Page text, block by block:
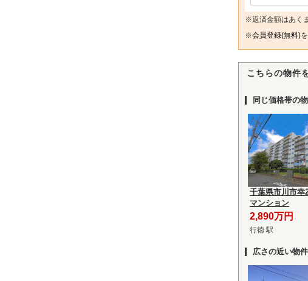
※返済金額はあく
※会員登録(無料)
こちらの物件
同じ価格帯の
千葉県市川市幸
マンション
2,890万円
行徳 駅
広さの近い物